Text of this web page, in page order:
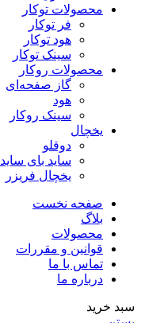
محصولات توکار
فر توکار
هود توکار
سینک توکار
محصولات روکار
گاز صفحه‌ای
هود
سینک روکار
یخچال
دوقلو
ساید بای ساید
یخچال فریزر
صفحه نخست
بلاگ
محصولات
قوانین و مقررات
تماس با ما
درباره ما
سبد خرید